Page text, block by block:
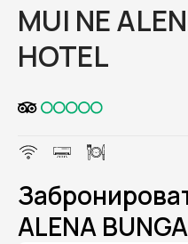
MUI NE
HOTEL
ALENA